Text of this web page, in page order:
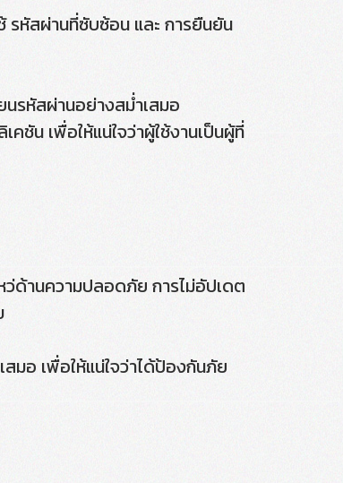
รหัสผ่านที่ซับซ้อน และ การยืนยัน
รหัสผ่านอย่างสม่ำเสมอ
ชัน เพื่อให้แน่ใจว่าผู้ใช้งานเป็นผู้ที่
ว่ด้านความปลอดภัย การไม่อัปเดต
อ เพื่อให้แน่ใจว่าได้ป้องกันภัย